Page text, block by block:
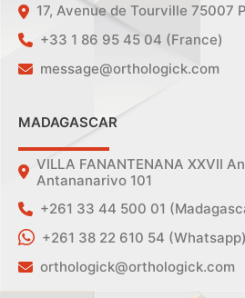
17, Avenue de Tourville 75007
+33 1 86 95 45 04 (France)
message@orthologick.com
MADAGASCAR
VILLA FANANTENANA XXVII
Antananarivo 101
+261 33 44 500 01
+261 38 22 610 54 (Whatsapp)
orthologick@orthologick.com